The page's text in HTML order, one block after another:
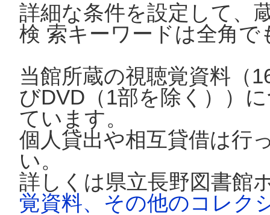
詳細な条件を設定して、
検 索キーワードは全角
当館所蔵の視聴覚資料（
びDVD（1部を除く））
ています。
個人貸出や相互貸借は行
い。
詳しくは県立長野図書館
覚資料、その他のコレク